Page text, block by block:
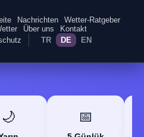
Nachrichten
Wetter-Ratgeber
Über uns
Kontakt
TR DE EN
🌙 📅